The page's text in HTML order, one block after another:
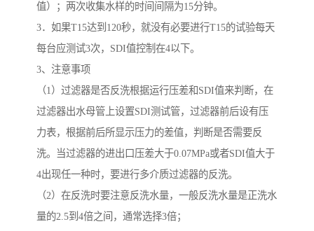
值）；两次收集水样的时间间隔为15分钟。
3．如果T15达到120秒，就没有必要进行T15的试验每天
每台应测试3次，SDI值控制在4以下。
3、注意事项
（1）过滤器是否反洗根据运行压差和SDI值来判断，在
过滤器出水母管上设置SDI测试管，过滤器前后设有压
力表，根据前后所显示压力的差值，判断是否需要反
洗。当过滤器的进出口压差大于0.07MPa或者SDI值大于
4出现任一种时，要进行多介质过滤器的反洗。
（2）在反洗时要注意反洗水量，一般反洗水量是正洗水
量的2.5到4倍之间，通常选择3倍；